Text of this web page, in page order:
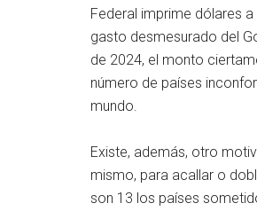
Federal imprime dólares
gasto desmesurado del
de 2024, el monto
número de países
mundo.
Existe, además, otro
mismo, para acallar o
son 13 los países